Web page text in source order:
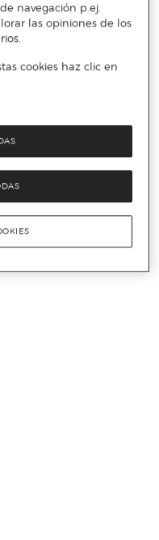
navegación p.ej.
las opiniones de los
cookies haz clic en